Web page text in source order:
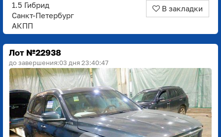
1.5 Гибрид
Санкт-Петербург
АКПП
В закладки
Лот №22938
до завершения:03 дня 23:40:45